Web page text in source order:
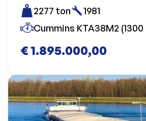
€ 1.895.000,00
2277 ton
1981
Cummins KTA38M2 (1300